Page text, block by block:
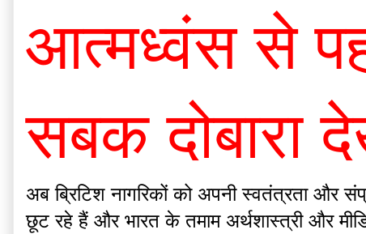
आत्मध्वंस से
सबक दोबारा
अब ब्रिटिश नागरिकों को अपनी स्वतंत्रता और
छूट रहे हैं और भारत के तमाम अर्थशास्त्री और